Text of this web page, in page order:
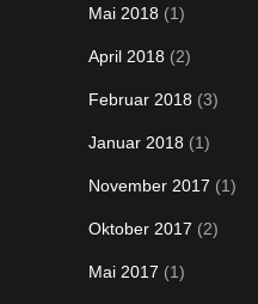
Mai 2018 (1)
April 2018 (2)
Februar 2018 (3)
Januar 2018 (1)
November 2017 (1)
Oktober 2017 (2)
Mai 2017 (1)